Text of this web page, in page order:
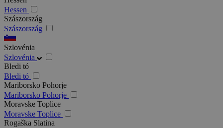
Hessen
Szászország
Szászország
Szlovénia
Szlovénia
Bledi tó
Bledi tó
Mariborsko Pohorje
Mariborsko Pohorje
Moravske Toplice
Moravske Toplice
Rogaška Slatina